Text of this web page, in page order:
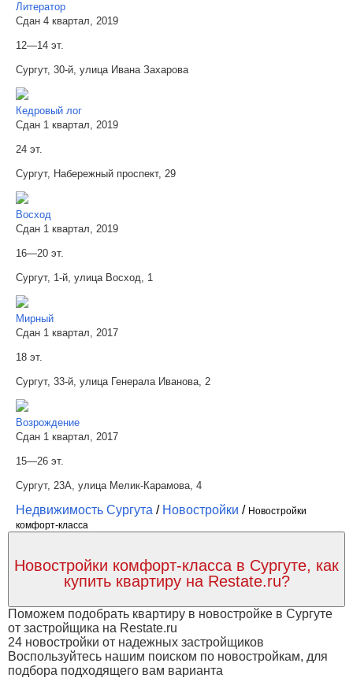
Литератор
Сдан 4 квартал, 2019
12—14 эт.
Сургут, 30-й, улица Ивана Захарова
Кедровый лог
Сдан 1 квартал, 2019
24 эт.
Сургут, Набережный проспект, 29
Восход
Сдан 1 квартал, 2019
16—20 эт.
Сургут, 1-й, улица Восход, 1
Мирный
Сдан 1 квартал, 2017
18 эт.
Сургут, 33-й, улица Генерала Иванова, 2
Возрождение
Сдан 1 квартал, 2017
15—26 эт.
Сургут, 23А, улица Мелик-Карамова, 4
Недвижимость Сургута / Новостройки / Новостройки
комфорт-класса
Новостройки комфорт-класса в Сургуте, как
купить квартиру на Restate.ru?
Поможем подобрать квартиру в новостройке в Сургуте
от застройщика на Restate.ru
24 новостройки от надежных застройщиков
Воспользуйтесь нашим поиском по новостройкам, для
подбора подходящего вам варианта